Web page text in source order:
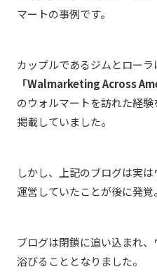
マートの事例です。
カップルであるジムとロー
「Walmarketing Across
のウォルマートを訪れた経
掲載していました。
しかし、上記のブログは実
運営していたことが後に発覚。
ブログは閉鎖に追い込まれ
浴びることとなりました。